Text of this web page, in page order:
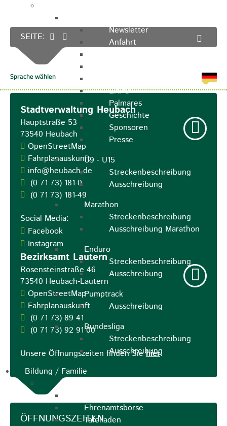
Newsletter
Anfahrt
EXPO
Palmares
Geschichte
Sponsoren
Presse
U9 - U15
Streckenbeschreibung
Ausschreibung
Marathon
Streckenbeschreibung
Ausschreibung Marathon
Enduro
Streckenbeschreibung
Ausschreibung
Pumptrack
Ausschreibung
Bundesliga
Streckenbeschreibung
Ausschreibung
Bildung / Familie
Soziales
Ehrenamtsbörse
Tafelladen
SEITE:
Stadtverwaltung Heubach
Hauptstraße 53
73540 Heubach
OpenStreetMap
Fahrplanauskunft
info@heubach.de
(0 71 73) 181-0
(0 71 73) 181-49
Social Media:
Facebook
Instagram
Bezirksamt Lautern
Rosensteinstraße 46
73540 Heubach-Lautern
OpenStreetMap
Fahrplanauskunft
(0 71 73) 89 41
(0 71 73) 92 91 00
Unsere Öffnungszeiten finden Siehier.
ÖFFNUNGSZEITEN